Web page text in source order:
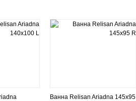
Ванна Relisan Ariadna 145х95